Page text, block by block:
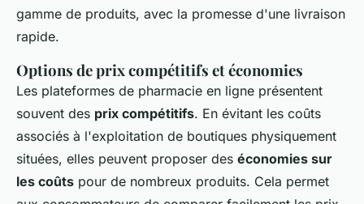
gamme de produits, avec la promesse d'une livraison
rapide.
Options de prix compétitifs et économies
Les plateformes de pharmacie en ligne présentent
souvent des prix compétitifs. En évitant les coûts
associés à l'exploitation de boutiques physiquement
situées, elles peuvent proposer des économies sur
les coûts pour de nombreux produits. Cela permet